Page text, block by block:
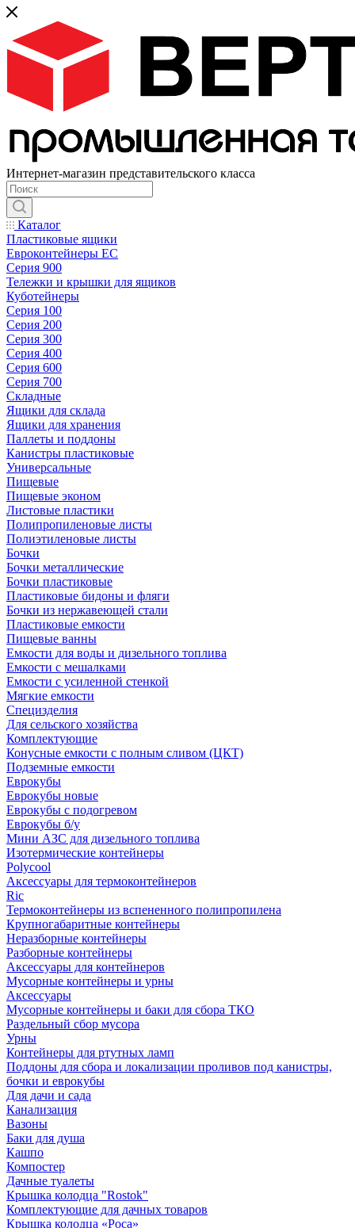
Интернет-магазин представительского класса
Каталог
Пластиковые ящики
Евроконтейнеры ЕС
Серия 900
Тележки и крышки для ящиков
Куботейнеры
Серия 100
Серия 200
Серия 300
Серия 400
Серия 600
Серия 700
Складные
Ящики для склада
Ящики для хранения
Паллеты и поддоны
Канистры пластиковые
Универсальные
Пищевые
Пищевые эконом
Листовые пластики
Полипропиленовые листы
Полиэтиленовые листы
Бочки
Бочки металлические
Бочки пластиковые
Пластиковые бидоны и фляги
Бочки из нержавеющей стали
Пластиковые емкости
Пищевые ванны
Емкости для воды и дизельного топлива
Емкости с мешалками
Емкости с усиленной стенкой
Мягкие емкости
Специзделия
Для сельского хозяйства
Комплектующие
Конусные емкости с полным сливом (ЦКТ)
Подземные емкости
Еврокубы
Еврокубы новые
Еврокубы с подогревом
Еврокубы б/у
Мини АЗС для дизельного топлива
Изотермические контейнеры
Polycool
Аксессуары для термоконтейнеров
Ric
Термоконтейнеры из вспененного полипропилена
Крупногабаритные контейнеры
Неразборные контейнеры
Разборные контейнеры
Аксессуары для контейнеров
Мусорные контейнеры и урны
Аксессуары
Мусорные контейнеры и баки для сбора ТКО
Раздельный сбор мусора
Урны
Контейнеры для ртутных ламп
Поддоны для сбора и локализации проливов под канистры,
бочки и еврокубы
Для дачи и сада
Канализация
Вазоны
Баки для душа
Кашпо
Компостер
Дачные туалеты
Крышка колодца "Rostok"
Комплектующие для дачных товаров
Крышка колодца «Роса»